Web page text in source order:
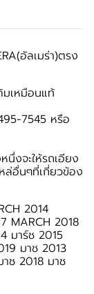
อัลเมร่า)ตรง
เหมือนแท้
7545 หรือ
นึ่งจะให้รถเอียง
หล่อื่นๆที่เกี่ยวข้อง
2014
MARCH 2018
มาร์ช 2015
มาช 2013
ช 2018 มาช